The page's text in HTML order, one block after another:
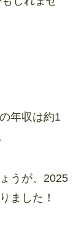
年収は約1
うが、2025
ました！